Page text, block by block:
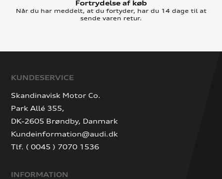
Fortrydelse af køb
Når du har meddelt, at du fortyder, har du 14 dage til at
sende varen retur.
KUNDESERVICE
Skandinavisk Motor Co.
Park Allé 355,
DK-2605 Brøndby, Danmark
Kundeinformation@audi.dk
Tlf. ( 0045 ) 7070 1536
INFORMATION